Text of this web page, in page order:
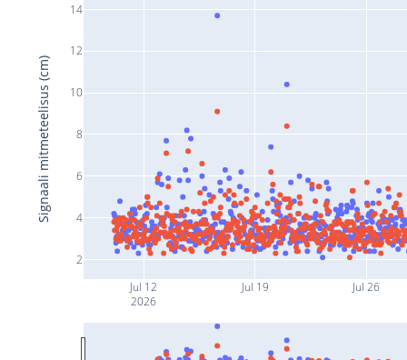
Jul 12
2026
Jul 19 Jul 26
2
4
6
8
10
12
14
Signaali mitmeteelisus (cm)